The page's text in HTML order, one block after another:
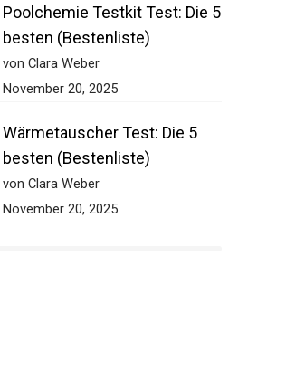
Poolchemie Testkit Test: Die
5 besten (Bestenliste)
von Clara Weber
Wärmetauscher Test: Die 5
besten (Bestenliste)
von Clara Weber